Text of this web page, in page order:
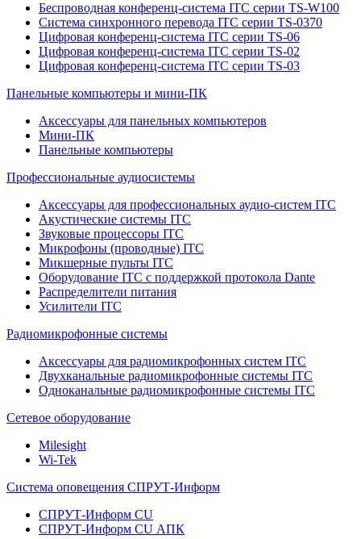
Беспроводная конференц-система ITC серии TS-W100
Система синхронного перевода ITC серии TS-0370
Цифровая конференц-система ITC серии TS-06
Цифровая конференц-система ITC серии TS-02
Цифровая конференц-система ITC серии TS-03
Панельные компьютеры и мини-ПК
Аксессуары для панельных компьютеров
Мини-ПК
Панельные компьютеры
Профессиональные аудиосистемы
Аксессуары для профессиональных аудио-систем ITC
Акустические системы ITC
Звуковые процессоры ITC
Микрофоны (проводные) ITC
Микшерные пульты ITC
Оборудование ITC с поддержкой протокола Dante
Распределители питания
Усилители ITC
Радиомикрофонные системы
Аксессуары для радиомикрофонных систем ITC
Двухканальные радиомикрофонные системы ITC
Одноканальные радиомикрофонные системы ITC
Сетевое оборудование
Milesight
Wi-Tek
Система оповещения СПРУТ-Информ
СПРУТ-Информ CU
СПРУТ-Информ CU АПК